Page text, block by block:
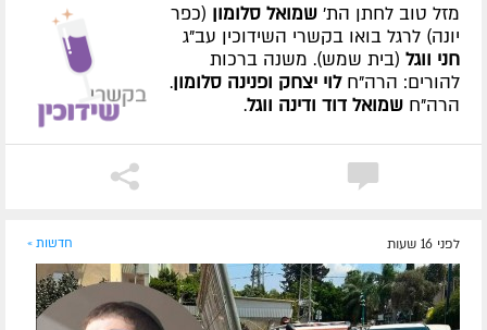
מזל טוב לחתן הת' שמואל סלומון (כפר
יונה) לרגל בואו בקשרי השידוכין עב"ג
חני ווגל (בית שמש). משנה ברכות
להורים: הרה"חלוי יצחק ופנינה סלומון.
הרה"ח שמואל דוד ודינה ווגל.
לפני 16 שעות חדשות »